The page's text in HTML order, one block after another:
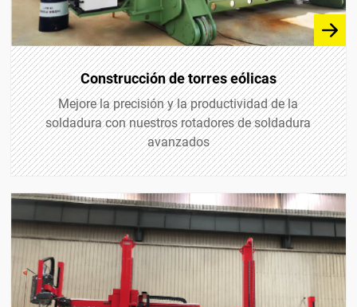
Construcción de torres eólicas
Mejore la precisión y la productividad de la
soldadura con nuestros rotadores de soldadura
avanzados